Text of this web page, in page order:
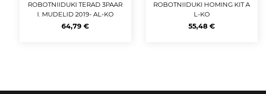
ROBOTNIIDUKI TERAD 3PAAR
I. MUDELID 2019- AL-KO
64,79 €
ROBOTNIIDUKI HOMING KIT A
L-KO
55,48 €